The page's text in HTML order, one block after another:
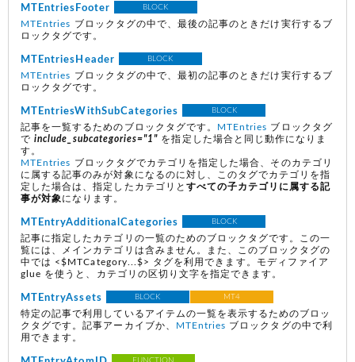
MTEntriesFooter BLOCK
MTEntries ブロックタグの中で、最後の記事のときだけ実行するブ
ロックタグです。
MTEntriesHeader BLOCK
MTEntries ブロックタグの中で、最初の記事のときだけ実行するブ
ロックタグです。
MTEntriesWithSubCategories BLOCK
記事を一覧するためのブロックタグです。 MTEntries ブロックタグ
でinclude_subcategories="1" を指定した場合と同じ動作になりま
す。
MTEntries ブロックタグでカテゴリを指定した場合、そのカテゴリ
に属する記事のみが対象になるのに対し、このタグでカテゴリを指
定した場合は、指定したカテゴリと すべての子カテゴリに属する記
事が対象になります。
MTEntryAdditionalCategories BLOCK
記事に指定したカテゴリの一覧のためのブロックタグです。この一
覧には、メインカテゴリは含みません。また、このブロックタグの
中では <$MTCategory...$> タグを利用できます。モディファイア
glue を使うと、カテゴリの区切り文字を指定できます。
MTEntryAssets BLOCK MT4
特定の記事で利用しているアイテムの一覧を表示するためのブロッ
クタグです。記事アーカイブか、
MTEntries ブロックタグの中で利
用できます。